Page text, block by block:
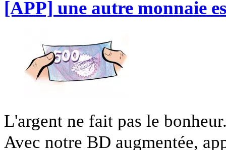
[APP] une autre monnaie
L'argent ne fait pas le
Avec notre BD augmentée,